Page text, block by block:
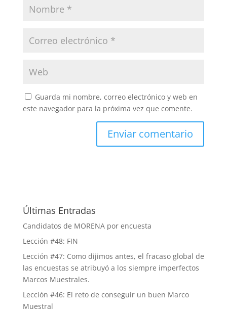
Guarda mi nombre, correo electrónico y web en
este navegador para la próxima vez que comente.
Últimas Entradas
Candidatos de MORENA por encuesta
Lección #48: FIN
Lección #47: Como dijimos antes, el fracaso global de
las encuestas se atribuyó a los siempre imperfectos
Marcos Muestrales.
Lección #46: El reto de conseguir un buen Marco
Muestral